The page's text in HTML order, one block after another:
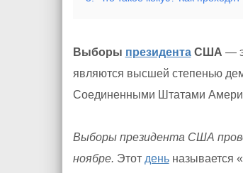
Выборы президентаСША —
являются высшей степенью
Соединенными Штатами
Выборы президента США
ноябре. Этот деньназывается